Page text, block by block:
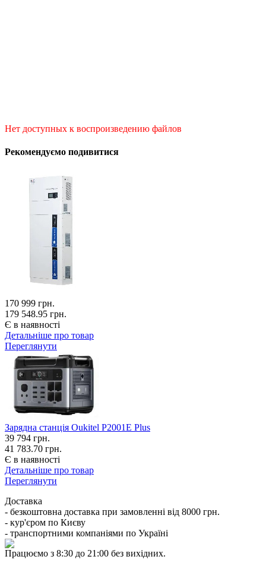
Нет доступных к воспроизведению файлов
Рекомендуємо подивитися
170 999 грн.
179 548.95 грн.
Є в наявності
Детальніше про товар
Переглянути
Зарядна станція Oukitel P2001E Plus
39 794 грн.
41 783.70 грн.
Є в наявності
Детальніше про товар
Переглянути
Доставка
- безкоштовна доставка при замовленні від 8000 грн.
- кур'єром по Києву
- транспортними компаніями по Україні
Працюємо з 8:30 до 21:00 без вихідних.